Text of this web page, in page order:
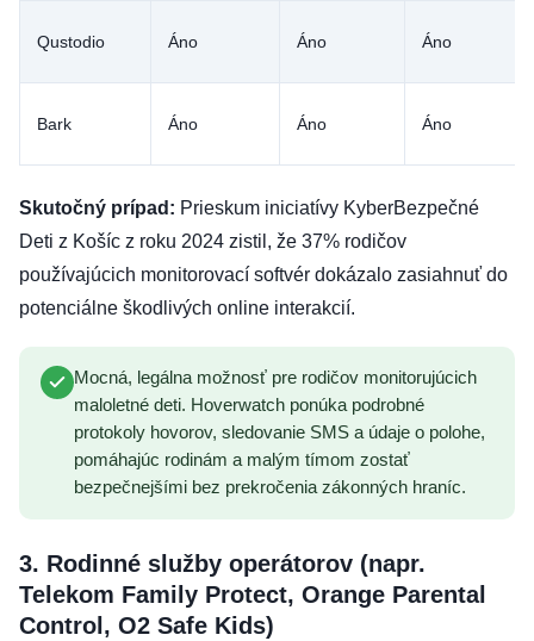
Qustodio Áno Áno Áno
Bark Áno Áno Áno
Skutočný prípad: Prieskum iniciatívy KyberBezpečné
Deti z Košíc z roku 2024 zistil, že 37% rodičov
používajúcich monitorovací softvér dokázalo zasiahnuť do
potenciálne škodlivých online interakcií.
Mocná, legálna možnosť pre rodičov monitorujúcich
maloletné deti. Hoverwatch ponúka podrobné
protokoly hovorov, sledovanie SMS a údaje o polohe,
pomáhajúc rodinám a malým tímom zostať
bezpečnejšími bez prekročenia zákonných hraníc.
3. Rodinné služby operátorov (napr.
Telekom Family Protect, Orange Parental
Control, O2 Safe Kids)